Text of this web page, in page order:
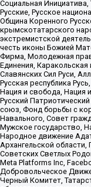
Социальная
Русские, Русское
Община Коренного
крымскотатарского
экстремистской
честь иконы Божией
Фирма, Молодежная
Единения,
Славянских Сил Руси,
Русская республика
Нация и свобода, Нация
Русский
союз, Фонд борьбы с
Навального, Совет
Мужское государство,
Народное движение
Архангельской
Советских Светлых
Meta Platforms Inc,
Добровольческое
Черный Комитет,